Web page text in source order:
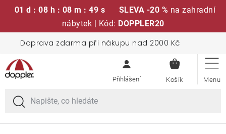
01 d : 08 h : 08 m : 48 s SLEVA -20 % na zahradní
nábytek | Kód: DOPPLER20
obsah
Doprava zdarma při nákupu nad 2000 Kč
KOŠÍK
Sedací soupravy
Slunečníky
Křesla a židle